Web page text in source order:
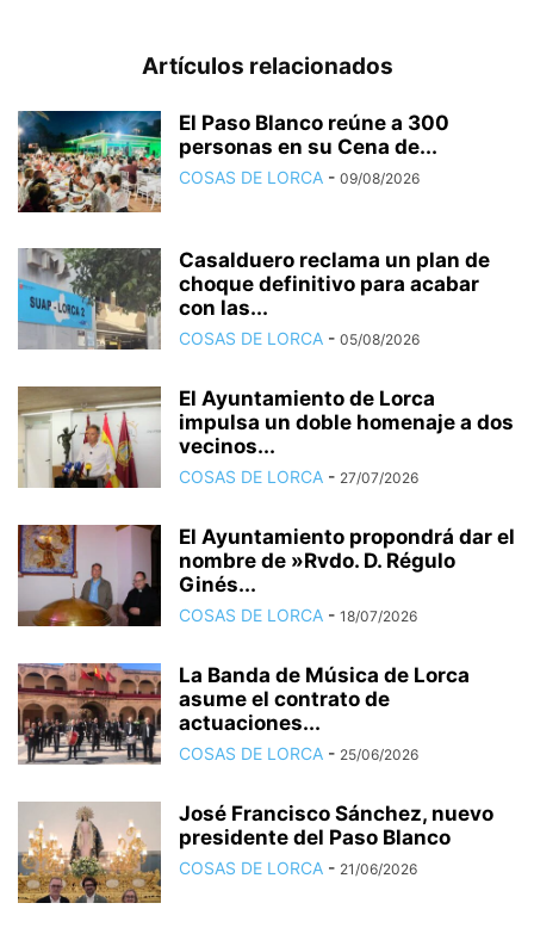
Artículos relacionados
El Paso Blanco reúne a 300
personas en su Cena de...
COSAS DE LORCA - 09/08/2026
Casalduero reclama un plan de
choque definitivo para acabar
con las...
COSAS DE LORCA - 05/08/2026
El Ayuntamiento de Lorca
impulsa un doble homenaje a dos
vecinos...
COSAS DE LORCA - 27/07/2026
El Ayuntamiento propondrá dar el
nombre de »Rvdo. D. Régulo
Ginés...
COSAS DE LORCA - 18/07/2026
La Banda de Música de Lorca
asume el contrato de
actuaciones...
COSAS DE LORCA - 25/06/2026
José Francisco Sánchez, nuevo
presidente del Paso Blanco
COSAS DE LORCA - 21/06/2026